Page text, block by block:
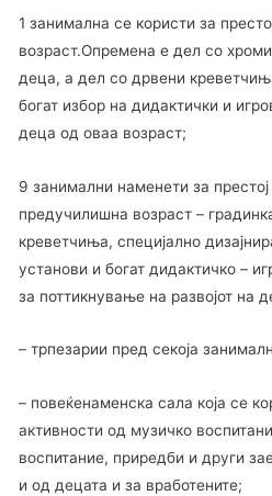
1 занимална се користи за
возраст.Опремена е дел со
деца, а дел со дрвени
богат избор на дидактички и
деца од оваа возраст;
9 занимални наменети за
предучилишна возраст –
креветчиња, специјално
установи и богат дидактичко –
за поттикнување на развојот на
– трпезарии пред секоја
– повеќенаменска сала која се
активности од музичко
воспитание, приредби и други
и од децата и за вработените;